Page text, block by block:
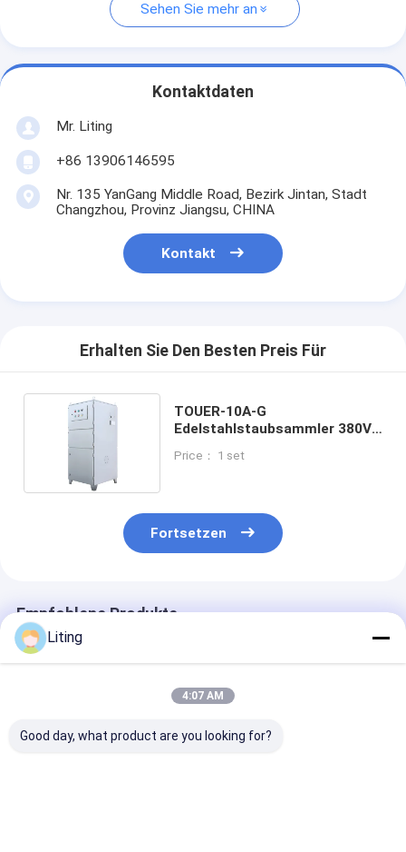
Sehen Sie mehr an
Kontaktdaten
Mr. Liting
+86 13906146595
Nr. 135 YanGang Middle Road, Bezirk Jintan, Stadt
Changzhou, Provinz Jiangsu, CHINA
Kontakt
Erhalten Sie Den Besten Preis Für
TOUER-10A-G
Edelstahlstaubsammler 380V,
Price： 1 set
Fortsetzen
Empfohlene Produkte
Liting
4:07 AM
Good day, what product are you looking for?